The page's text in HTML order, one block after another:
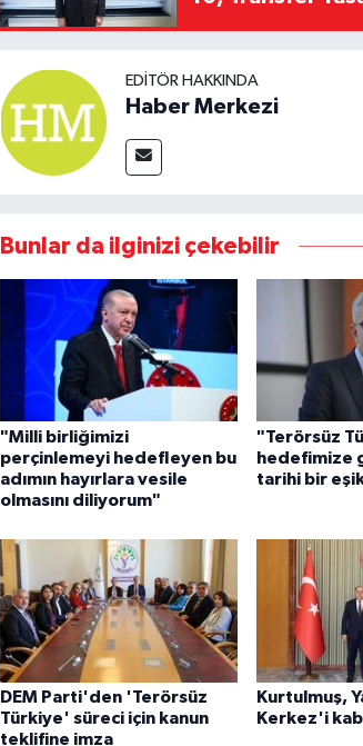
EDITÖR HAKKINDA
Haber Merkezi
Bunlar da ilginizi çekebilir
"Milli birliğimizi
perçinlemeyi hedefleyen bu
adımın hayırlara vesile
olmasını diliyorum"
"Terörsüz
hedefimize
tarihi bir
DEM Parti'den 'Terörsüz
Türkiye' süreci için kanun
teklifine imza
Kurtulmuş,
Kerkez'i